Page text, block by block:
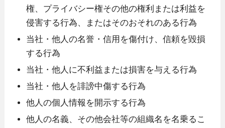
権、プライバシー権その他の権利または利益を
侵害する行為、またはそのおそれのある行為
当社・他人の名誉・信用を傷付け、信頼を毀損
する行為
当社・他人に不利益または損害を与える行為
当社・他人を誹謗中傷する行為
他人の個人情報を開示する行為
他人の名義、その他会社等の組織名を名乗るこ